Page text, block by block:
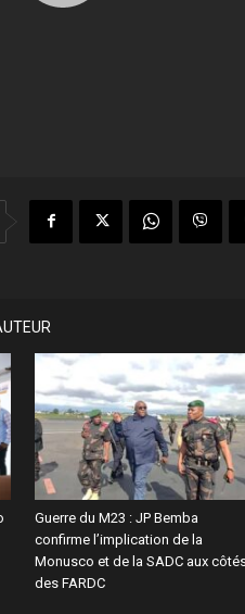
Guerre du M23 : JP Bemba
confirme l’implication de la
Monusco et de la SADC aux
des FARDC